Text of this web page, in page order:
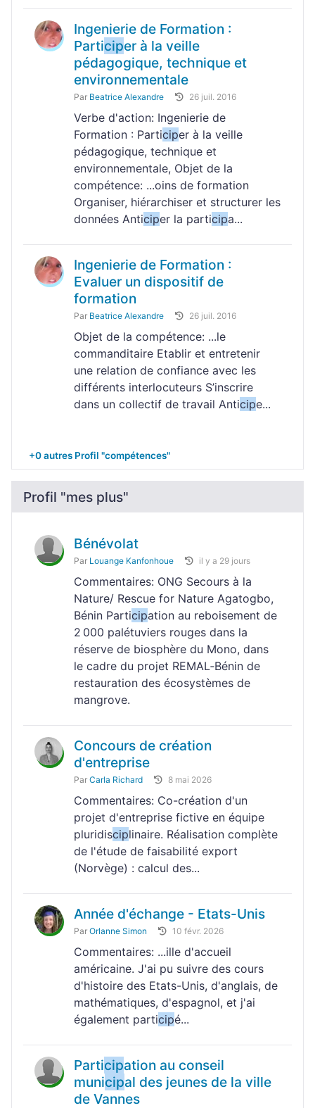
Ingenierie de Formation :
Participer à la veille
pédagogique, technique et
environnementale
Par Beatrice Alexandre 26 juil. 2016
Verbe d'action: Ingenierie de
Formation : Participer à la veille
pédagogique, technique et
environnementale, Objet de la
compétence: ...oins de formation
Organiser, hiérarchiser et structurer les
données Anticiper la participa...
Ingenierie de Formation :
Evaluer un dispositif de
formation
Par Beatrice Alexandre 26 juil. 2016
Objet de la compétence: ...le
commanditaire Etablir et entretenir
une relation de confiance avec les
différents interlocuteurs S’inscrire
dans un collectif de travail Anticipe...
+0 autres Profil "compétences"
Profil "mes plus"
Bénévolat
Par Louange Kanfonhoue il y a 29 jours
Commentaires: ONG Secours à la
Nature/ Rescue for Nature Agatogbo,
Bénin Participation au reboisement de
2 000 palétuviers rouges dans la
réserve de biosphère du Mono, dans
le cadre du projet REMAL‑Bénin de
restauration des écosystèmes de
mangrove.
Concours de création
d'entreprise
Par Carla Richard 8 mai 2026
Commentaires: Co-création d'un
projet d'entreprise fictive en équipe
pluridisciplinaire. Réalisation complète
de l'étude de faisabilité export
(Norvège) : calcul des...
Année d'échange - Etats-Unis
Par Orlanne Simon 10 févr. 2026
Commentaires: ...ille d'accueil
américaine. J'ai pu suivre des cours
d'histoire des Etats-Unis, d'anglais, de
mathématiques, d'espagnol, et j'ai
également participé...
Participation au conseil
municipal des jeunes de la ville
de Vannes